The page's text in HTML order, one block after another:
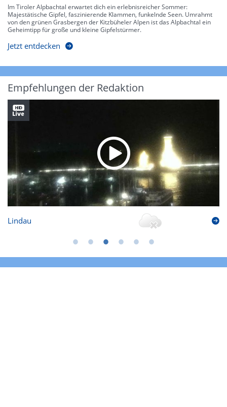
Im Tiroler Alpbachtal erwartet dich ein erlebnisreicher Sommer:
Majestätische Gipfel, faszinierende Klammen, funkelnde Seen. Umrahmt
von den grünen Grasbergen der Kitzbüheler Alpen ist das Alpbachtal ein
Geheimtipp für große und kleine Gipfelstürmer.
Jetzt entdecken
Empfehlungen der Redaktion
Lindau